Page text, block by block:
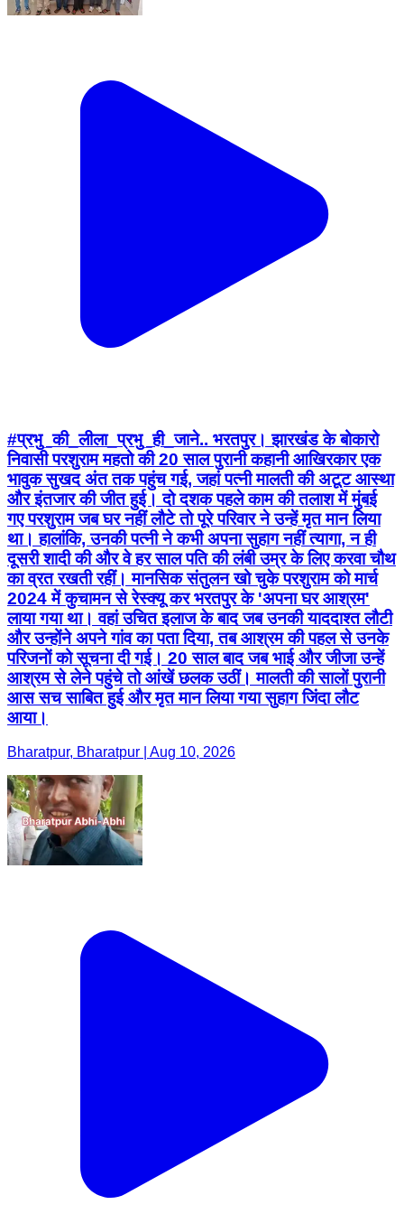
#प्रभु_की_लीला_प्रभु_ही_जाने.. भरतपुर। झारखंड के बोकारो
निवासी परशुराम महतो की 20 साल पुरानी कहानी आखिरकार एक
भावुक सुखद अंत तक पहुंच गई, जहां पत्नी मालती की अटूट आस्था
और इंतजार की जीत हुई। दो दशक पहले काम की तलाश में मुंबई
गए परशुराम जब घर नहीं लौटे तो पूरे परिवार ने उन्हें मृत मान लिया
था। हालांकि, उनकी पत्नी ने कभी अपना सुहाग नहीं त्यागा, न ही
दूसरी शादी की और वे हर साल पति की लंबी उम्र के लिए करवा चौथ
का व्रत रखती रहीं। ​मानसिक संतुलन खो चुके परशुराम को मार्च
2024 में कुचामन से रेस्क्यू कर भरतपुर के 'अपना घर आश्रम'
लाया गया था। वहां उचित इलाज के बाद जब उनकी याददाश्त लौटी
और उन्होंने अपने गांव का पता दिया, तब आश्रम की पहल से उनके
परिजनों को सूचना दी गई। 20 साल बाद जब भाई और जीजा उन्हें
आश्रम से लेने पहुंचे तो आंखें छलक उठीं। मालती की सालों पुरानी
आस सच साबित हुई और मृत मान लिया गया सुहाग जिंदा लौट
आया।
Bharatpur, Bharatpur | Aug 10, 2026